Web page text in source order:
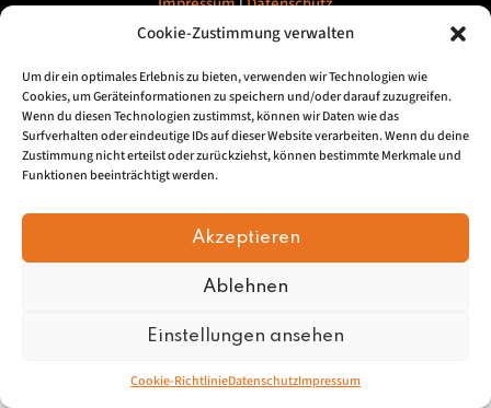
Cookie-Zustimmung verwalten
Um dir ein optimales Erlebnis zu bieten, verwenden wir Technologien wie
Cookies, um Geräteinformationen zu speichern und/oder darauf zuzugreifen.
Wenn du diesen Technologien zustimmst, können wir Daten wie das
Surfverhalten oder eindeutige IDs auf dieser Website verarbeiten. Wenn du deine
Zustimmung nicht erteilst oder zurückziehst, können bestimmte Merkmale und
Funktionen beeinträchtigt werden.
Akzeptieren
Ablehnen
Einstellungen ansehen
Cookie-RichtlinieDatenschutzImpressum